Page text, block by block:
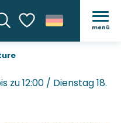
Voir les favoris
menü
zu 12:00 / Dienstag 18.